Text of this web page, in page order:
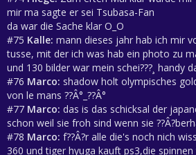
mir ma sagte er sei Tsubasa-Fan
da war die Sache klar O_O
#75 Kalle: mann dieses jahr hab ich mir
tusse, mit der ich was hab ein photo zu
und 130 bilder war mein schei???¸ handy
#76 Marco: shadow holt olympisches
von le mans ??Â°_??Â°
#77 Marco: das is das schicksal der
schon weil sie froh sind wenn sie
#78 Marco: f??Â?r alle die's noch nich
360 und tiger hyuga kauft ps3,die